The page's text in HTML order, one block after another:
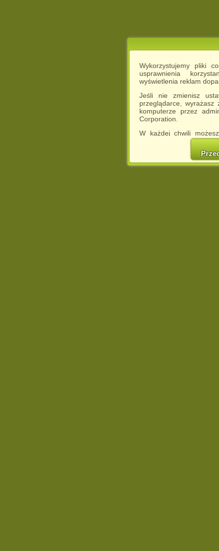
Wykorzystujemy pliki
usprawnienia
wyświetlenia reklam
Jeśli nie zmienisz
przeglądarce,
komputerze przez
Corporation.
W każdej chwili
cookies w swojej
w naszej
http://chomikuj.pl/